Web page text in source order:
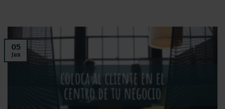
05
Jun